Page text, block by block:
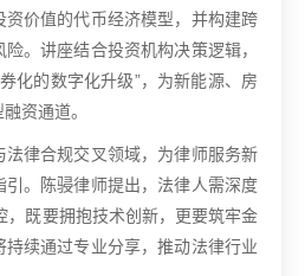
价值的代币经济模型，并构建跨
。讲座结合投资机构决策逻辑，
化的数字化升级”，为新能源、房
融资通道。
律合规交叉领域，为律师服务新
引。陈骎律师提出，法律人需深度
，既要拥抱技术创新，更要筑牢金
续通过专业分享，推动法律行业